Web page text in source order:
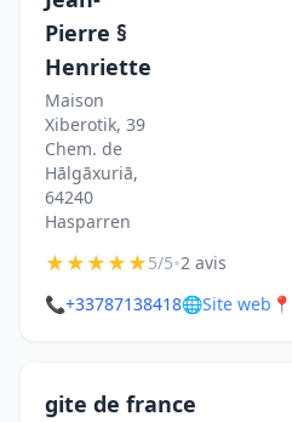
Pierre §
Henriette
Maison
Xiberotik, 39
Chem. de
Hālgāxuriā,
64240
Hasparren
★★★★★5/5•2 avis
📞+33787138418🌐Site web 📍
gite de france